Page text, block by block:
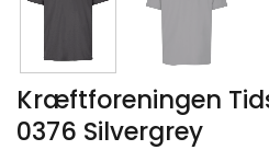
Kræftforeningen
0376 Silvergrey